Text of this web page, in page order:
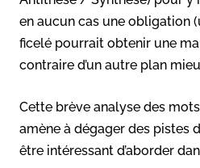
en aucun cas une obligation
ficelé pourrait obtenir une
contraire d’un autre plan
Cette brève analyse des
amène à dégager des pistes
être intéressant d’aborder